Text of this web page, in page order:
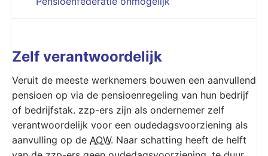
Zelf verantwoordelijk
Veruit de meeste werknemers bouwen een aanvullend
pensioen op via de pensioenregeling van hun bedrijf
of bedrijfstak. zzp-ers zijn als ondernemer zelf
verantwoordelijk voor een oudedagsvoorziening als
aanvulling op de AOW. Naar schatting heeft de helft